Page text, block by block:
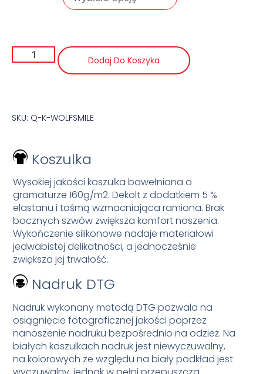
Dodaj Do Koszyka
SKU: Q-K-WOLFSMILE
Koszulka
Wysokiej jakości koszulka bawełniana o
gramaturze 160g/m2. Dekolt z dodatkiem 5 %
elastanu i taśmą wzmacniająca ramiona. Brak
bocznych szwów zwiększa komfort noszenia.
Wykończenie silikonowe nadaje materiałowi
jedwabistej delikatności, a jednocześnie
zwiększa jej trwałość.
Nadruk DTG
Nadruk wykonany metodą DTG pozwala na
osiągnięcie fotograficznej jakości poprzez
nanoszenie nadruku bezpośrednio na odzież. Na
białych koszulkach nadruk jest niewyczuwalny,
na kolorowych ze względu na biały podkład jest